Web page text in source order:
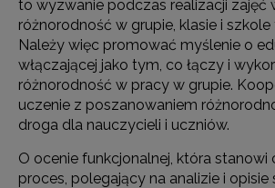
to wyzwanie podczas realizacji zajęć
różnorodność w grupie, klasie i
Należy więc promować myślenie o
włączającej jako tym, co łączy i
różnorodność w pracy w grupie.
uczenie z poszanowaniem
droga dla nauczycieli i uczniów.
O ocenie funkcjonalnej, która stanowi
proces, polegający na analizie i opisie